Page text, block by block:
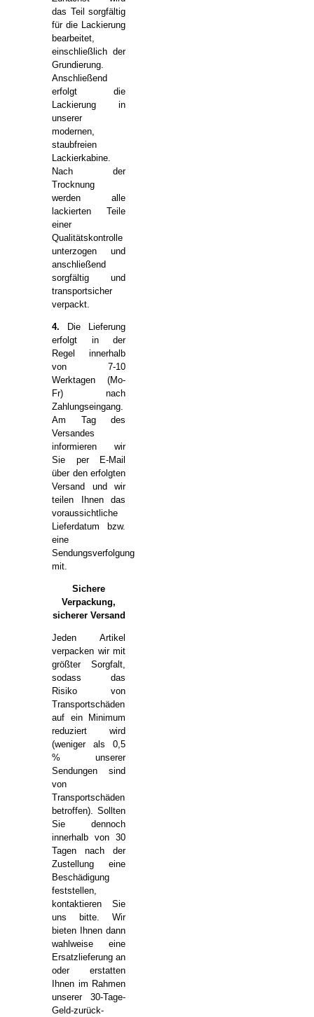
das Teil sorgfältig
für die Lackierung
bearbeitet,
einschließlich der
Grundierung.
Anschließend
erfolgt die
Lackierung in
unserer
modernen,
staubfreien
Lackierkabine.
Nach der
Trocknung
werden alle
lackierten Teile
einer
Qualitätskontrolle
unterzogen und
anschließend
sorgfältig und
transportsicher
verpackt.
4. Die Lieferung
erfolgt in der
Regel innerhalb
von 7-10
Werktagen (Mo-
Fr) nach
Zahlungseingang.
Am Tag des
Versandes
informieren wir
Sie per E-Mail
über den erfolgten
Versand und wir
teilen Ihnen das
voraussichtliche
Lieferdatum bzw.
eine
Sendungsverfolgung
mit.
Sichere
Verpackung,
sicherer Versand
Jeden Artikel
verpacken wir mit
größter Sorgfalt,
sodass das
Risiko von
Transportschäden
auf ein Minimum
reduziert wird
(weniger als 0,5
% unserer
Sendungen sind
von
Transportschäden
betroffen). Sollten
Sie dennoch
innerhalb von 30
Tagen nach der
Zustellung eine
Beschädigung
feststellen,
kontaktieren Sie
uns bitte. Wir
bieten Ihnen dann
wahlweise eine
Ersatzlieferung an
oder erstatten
Ihnen im Rahmen
unserer 30-Tage-
Geld-zurück-